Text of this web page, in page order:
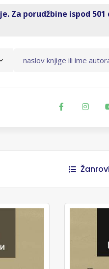
Za porudžbine ispod
Žanrovi